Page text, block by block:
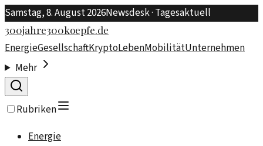
Samstag, 8. August 2026Newsdesk · Tagesaktuell
300jahre300koepfe.de
EnergieGesellschaftKryptoLebenMobilitätUnternehmen
Mehr
Rubriken
Energie